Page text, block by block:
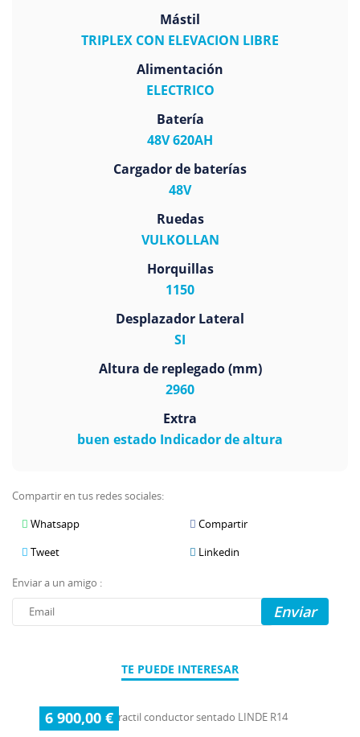
Mástil
TRIPLEX CON ELEVACION LIBRE
Alimentación
ELECTRICO
Batería
48V 620AH
Cargador de baterías
48V
Ruedas
VULKOLLAN
Horquillas
1150
Desplazador Lateral
SI
Altura de replegado (mm)
2960
Extra
buen estado Indicador de altura
Compartir en tus redes sociales:
Whatsapp
Compartir
Tweet
Linkedin
Enviar a un amigo :
Enviar
TE PUEDE INTERESAR
6 900,00 €